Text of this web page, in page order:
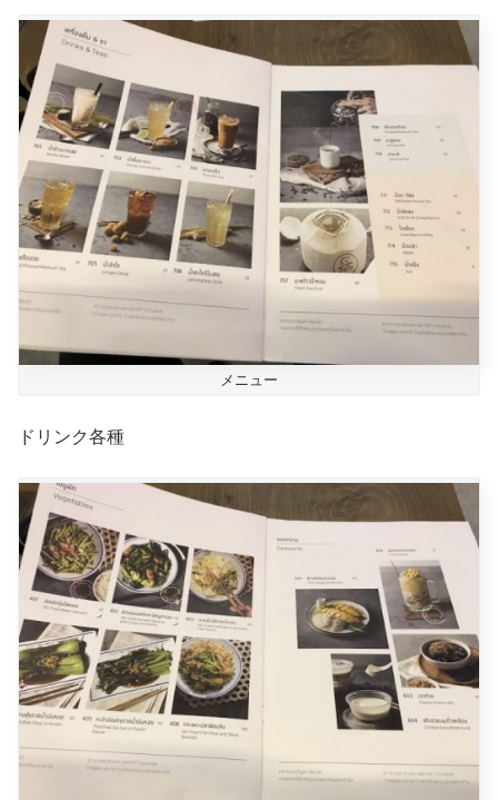
メニュー
ドリンク各種